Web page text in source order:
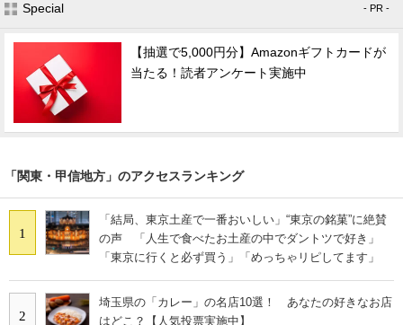
Special - PR -
【抽選で5,000円分】Amazonギフトカードが
当たる！読者アンケート実施中
「関東・甲信地方」のアクセスランキング
1
「結局、東京土産で一番おいしい」“東京の銘菓”に絶賛
の声 「人生で食べたお土産の中でダントツで好き」
「東京に行くと必ず買う」「めっちゃリピしてます」
2
埼玉県の「カレー」の名店10選！ あなたの好きなお店
はどこ？【人気投票実施中】